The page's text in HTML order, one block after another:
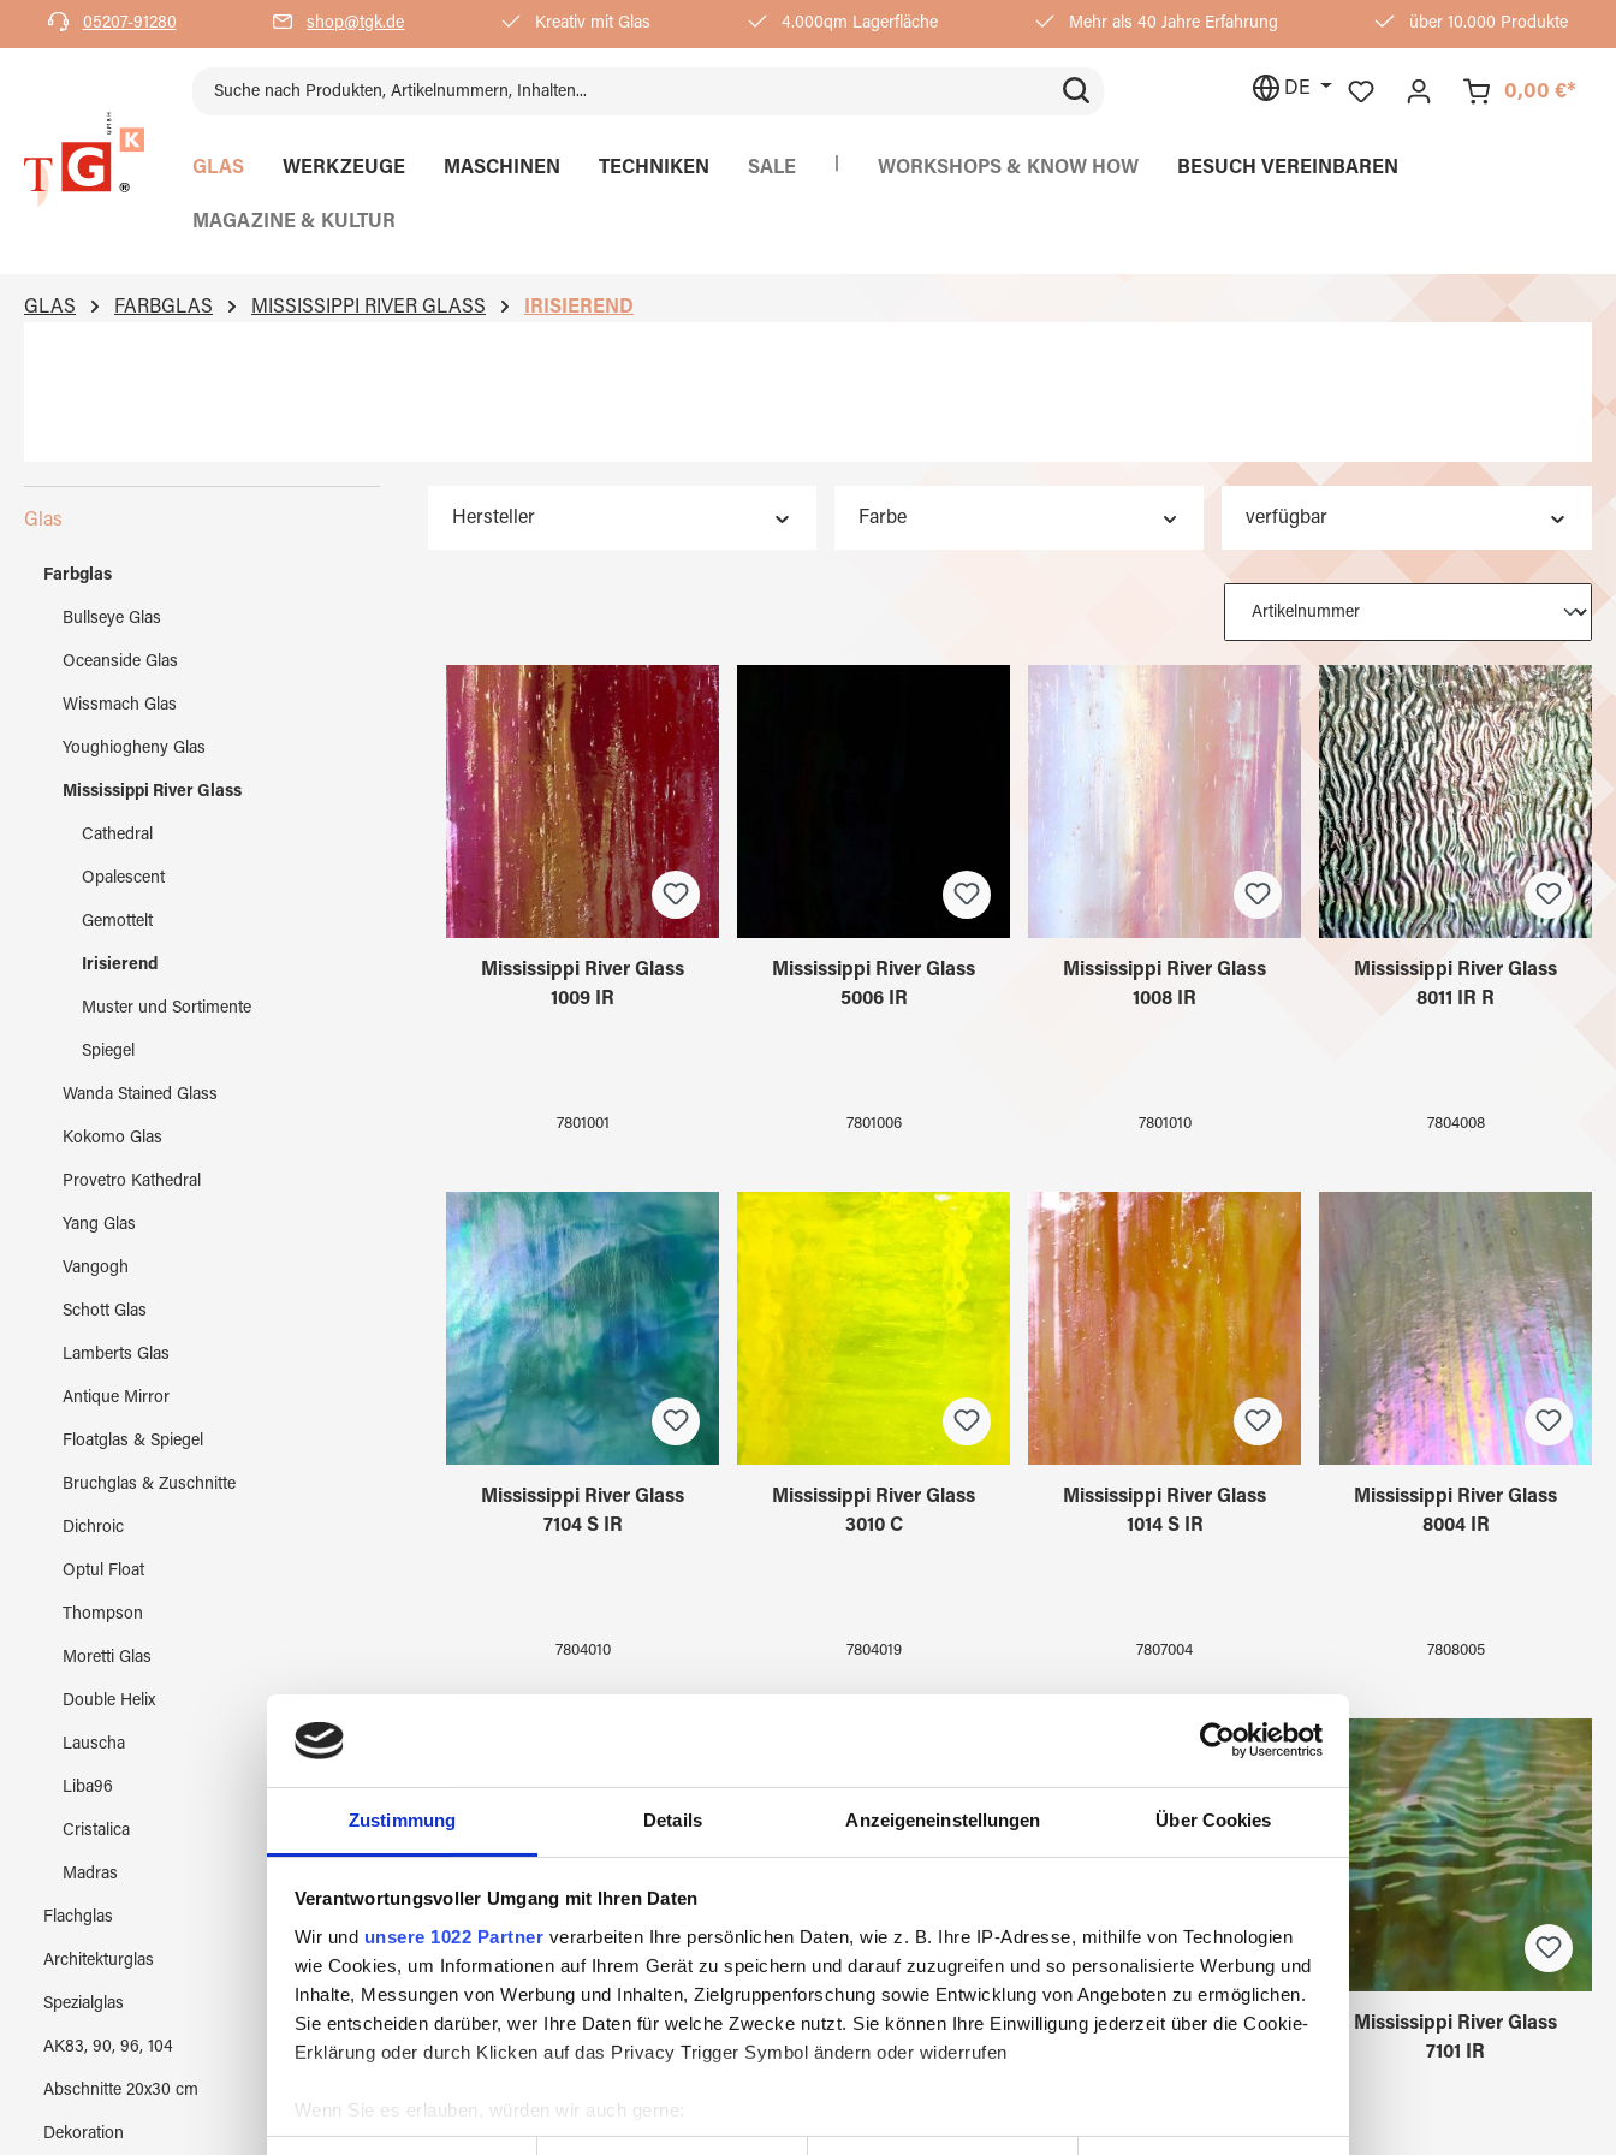
Zustimmung Details Anzeigeneinstellungen Über Cookies
Verantwortungsvoller Umgang mit Ihren Daten
Wir und unsere 1022 Partner verarbeiten Ihre persönlichen Daten, wie z. B. Ihre IP-Adresse, mithilfe von Technologien
wie Cookies, um Informationen auf Ihrem Gerät zu speichern und darauf zuzugreifen und so personalisierte Werbung und
Inhalte, Messungen von Werbung und Inhalten, Zielgruppenforschung sowie Entwicklung von Angeboten zu ermöglichen.
Sie entscheiden darüber, wer Ihre Daten für welche Zwecke nutzt. Sie können Ihre Einwilligung jederzeit über die Cookie-
Erklärung oder durch Klicken auf das Privacy Trigger Symbol ändern oder widerrufen
Wenn Sie es erlauben, würden wir auch gerne:
Informationen über Ihre geografische Lage erfassen, welche bis auf einige Meter genau sein können
Zur Hauptnavigation springen
05207-91280 shop@tgk.de Kreativ mit Glas 4.000qm Lagerfläche Mehr als 40 Jahre Erfahrung über 10.000 Produkte
DE 0,00 €*
GLAS WERKZEUGE MASCHINEN TECHNIKEN SALE WORKSHOPS & KNOW HOW BESUCH VEREINBAREN
MAGAZINE & KULTUR
GLAS FARBGLAS MISSISSIPPI RIVER GLASS IRISIEREND
Glas
Farbglas
Bullseye Glas
Oceanside Glas
Wissmach Glas
Youghiogheny Glas
Mississippi River Glass
Cathedral
Opalescent
Gemottelt
Irisierend
Muster und Sortimente
Spiegel
Wanda Stained Glass
Kokomo Glas
Provetro Kathedral
Yang Glas
Vangogh
Schott Glas
Lamberts Glas
Antique Mirror
Floatglas & Spiegel
Bruchglas & Zuschnitte
Dichroic
Optul Float
Thompson
Moretti Glas
Double Helix
Lauscha
Liba96
Cristalica
Madras
Flachglas
Architekturglas
Spezialglas
AK83, 90, 96, 104
Abschnitte 20x30 cm
Dekoration
Hersteller Farbe verfügbar
Mississippi River Glass
1009 IR
7801001
Mississippi River Glass
5006 IR
7801006
Mississippi River Glass
1008 IR
7801010
Mississippi River Glass
8011 IR R
7804008
Mississippi River Glass
7104 S IR
7804010
Mississippi River Glass
3010 C
7804019
Mississippi River Glass
1014 S IR
7807004
Mississippi River Glass
8004 IR
7808005
Mississippi River Glass
7002 S
Mississippi River Glass
7033 M
Mississippi River Glass
Mississippi River Glass
7101 IR